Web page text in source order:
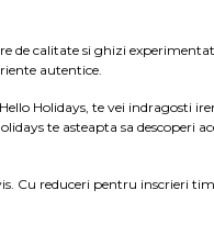
de calitate si ghizi
autentice.
Holidays, te vei indragosti
te asteapta sa descoperi
Cu reduceri pentru inscrieri